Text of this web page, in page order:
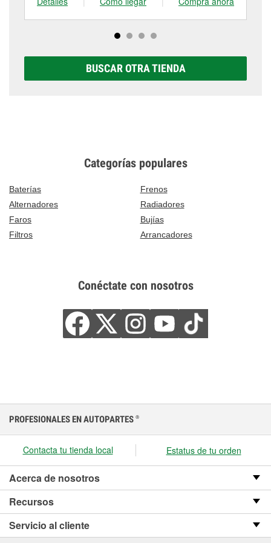
BUSCAR OTRA TIENDA
Categorías populares
Baterías
Frenos
Alternadores
Radiadores
Faros
Bujías
Filtros
Arrancadores
Conéctate con nosotros
PROFESIONALES EN AUTOPARTES ®
Contacta tu tienda local Estatus de tu orden
Acerca de nosotros
Recursos
Servicio al cliente